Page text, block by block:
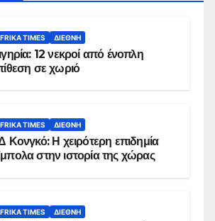
TIMES ΔΙΕΘΝΉ
12 νεκροί από ένοπλη
σε χωριό
TIMES ΔΙΕΘΝΉ
Κονγκό: Η χειρότερη επιδημία
στην ιστορία της χώρας
TIMES ΔΙΕΘΝΉ